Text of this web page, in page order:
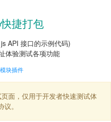
捷打包
API 接口的示例代码)
体验测试各项功能
块插件
面，仅用于开发者快速测试体
。